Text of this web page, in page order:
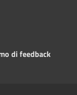
di feedback